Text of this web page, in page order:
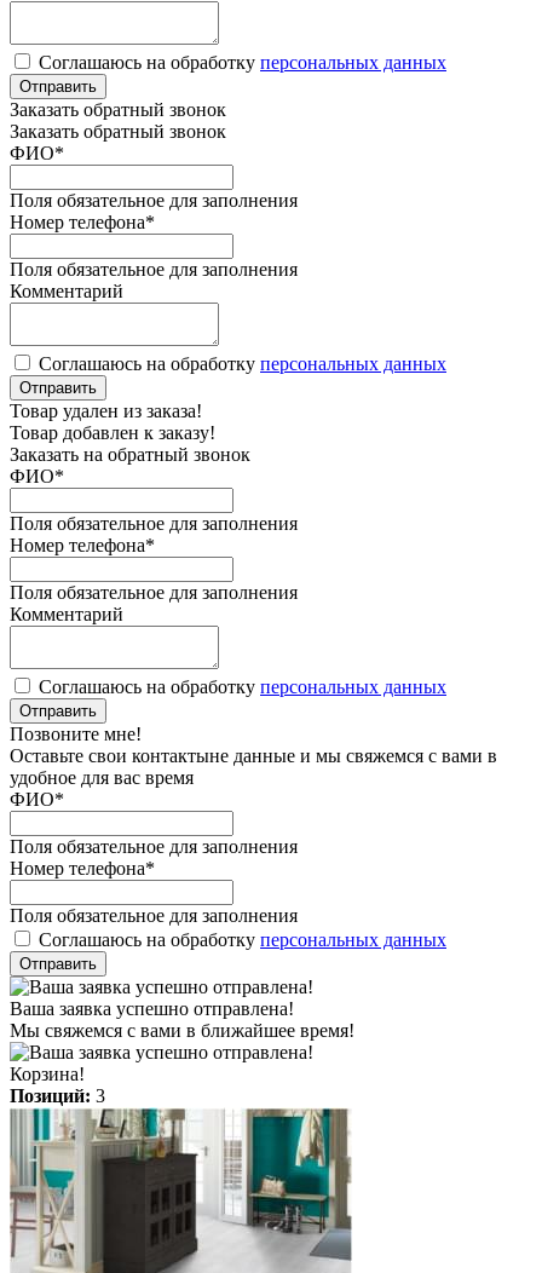
Соглашаюсь на обработку персональных данных
Отправить
Заказать обратный звонок
Заказать обратный звонок
ФИО*
Поля обязательное для заполнения
Номер телефона*
Поля обязательное для заполнения
Комментарий
Соглашаюсь на обработку персональных данных
Отправить
Товар удален из заказа!
Товар добавлен к заказу!
Заказать на обратный звонок
ФИО*
Поля обязательное для заполнения
Номер телефона*
Поля обязательное для заполнения
Комментарий
Соглашаюсь на обработку персональных данных
Отправить
Позвоните мне!
Оставьте свои контактыне данные и мы свяжемся с вами в
удобное для вас время
ФИО*
Поля обязательное для заполнения
Номер телефона*
Поля обязательное для заполнения
Соглашаюсь на обработку персональных данных
Отправить
Ваша заявка успешно отправлена!
Мы свяжемся с вами в ближайшее время!
Корзина!
Позиций: 3